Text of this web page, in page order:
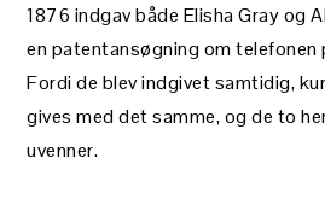
1876 indgav både Elisha Gray og
en patentansøgning om telefonen
Fordi de blev indgivet samtidig,
gives med det samme, og de to
uvenner.